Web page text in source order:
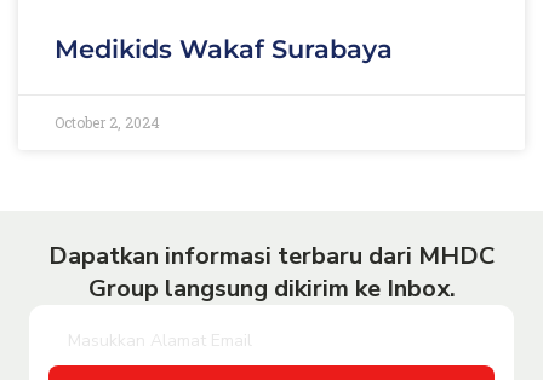
Medikids Wakaf Surabaya
October 2, 2024
Dapatkan informasi terbaru dari MHDC
Group langsung dikirim ke Inbox.